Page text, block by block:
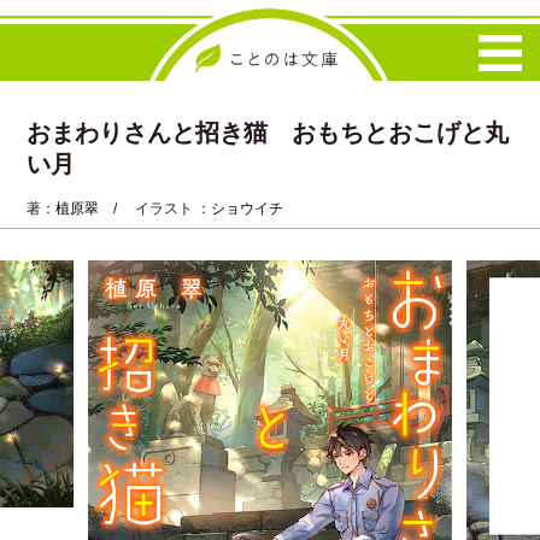
おまわりさんと招き猫 おもちとおこげと丸
い月
著：植原翠 / イラスト ： ショウイチ